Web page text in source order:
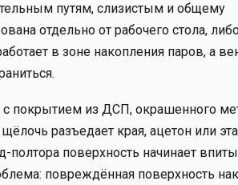
путям, слизистым и общему
отдельно от рабочего стола,
в зоне накопления паров, а
с покрытием из ДСП, окрашенного
разъедает края, ацетон или
поверхность начинает
повреждённая поверхность